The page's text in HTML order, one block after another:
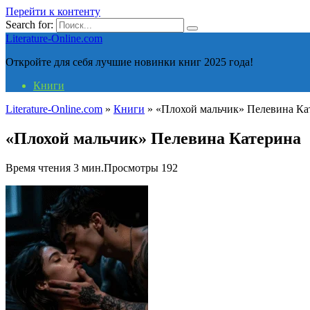
Перейти к контенту
Search for:
Literature-Online.com
Откройте для себя лучшие новинки книг 2025 года!
Книги
Literature-Online.com » Книги » «Плохой мальчик» Пелевина
«Плохой мальчик» Пелевина Катерина
Время чтения 3 мин.Просмотры 192